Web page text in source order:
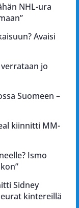
NHL-ura
Avaisi
jo
Suomeen –
kiinnitti MM-
Ismo
Sidney
kintereillä